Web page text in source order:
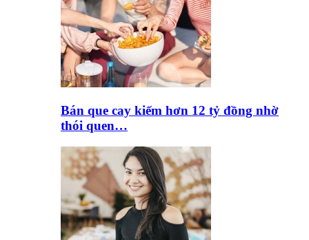
Bán que cay kiếm hơn 12 tỷ đồng nhờ
thói quen…